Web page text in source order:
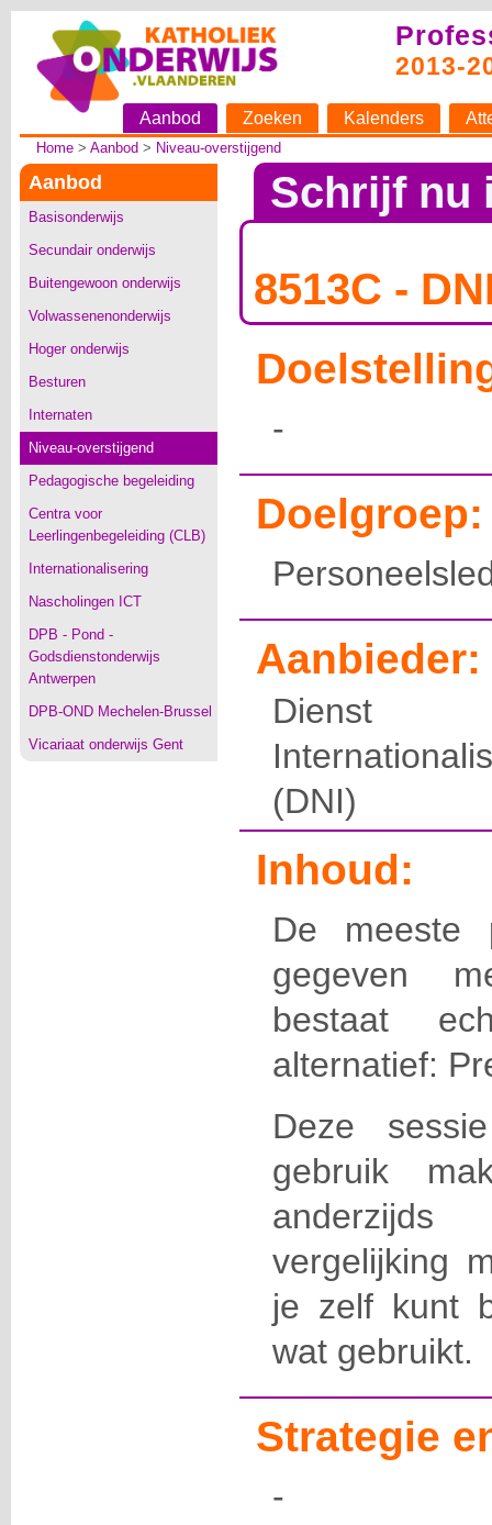
2013-
Aanbod Zoeken Kalenders
Home> Aanbod > Niveau-overstijgend
Aanbod
Basisonderwijs
Secundair onderwijs
Buitengewoon onderwijs
Volwassenenonderwijs
Hoger onderwijs
Besturen
Internaten
Niveau-overstijgend
Pedagogische begeleiding
Centra voor
Leerlingenbegeleiding (CLB)
Internationalisering
Nascholingen ICT
DPB - Pond -
Godsdienstonderwijs
Antwerpen
DPB-OND Mechelen-Brussel
Vicariaat onderwijs Gent
Schrijf nu
8513C -
-
Doelgroep:
Aanbieder:
Dienst
(DNI)
Inhoud:
De meeste
gegeven
bestaat
alternatief:
Deze
gebruik
vergelijking
je zelf kunt
wat gebruikt.
Strategie
-